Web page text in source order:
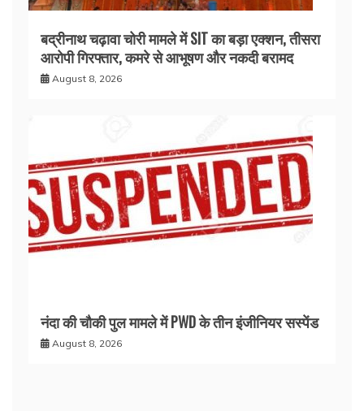
बद्रीनाथ चढ़ावा चोरी मामले में SIT का बड़ा एक्शन, तीसरा
आरोपी गिरफ्तार, कमरे से आभूषण और नकदी बरामद
August 8, 2026
नंदा की चौकी पुल मामले में PWD के तीन इंजीनियर सस्पेंड
August 8, 2026